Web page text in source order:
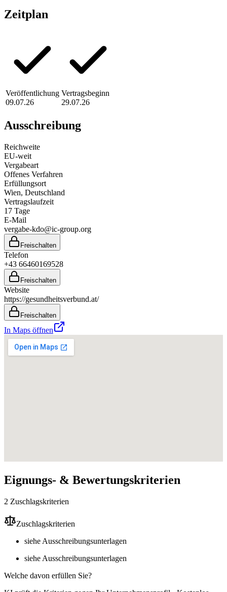
Zeitplan
Veröffentlichung
09.07.26
Vertragsbeginn
29.07.26
Ausschreibung
Reichweite
EU-weit
Vergabeart
Offenes Verfahren
Erfüllungsort
Wien, Deutschland
Vertragslaufzeit
17 Tage
E-Mail
vergabe-kdo@ic-group.org
Freischalten
Telefon
+43 66460169528
Freischalten
Website
https://gesundheitsverbund.at/
Freischalten
In Maps öffnen
Eignungs- & Bewertungskriterien
2 Zuschlagskriterien
Zuschlagskriterien
siehe Ausschreibungsunterlagen
siehe Ausschreibungsunterlagen
Welche davon erfüllen Sie?